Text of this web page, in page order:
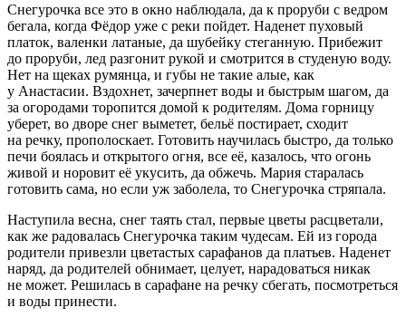
Снегурочка все это в окно наблюдала, да к проруби с ведром
бегала, когда Фёдор уже с реки пойдет. Наденет пуховый
платок, валенки латаные, да шубейку стеганную. Прибежит
до проруби, лед разгонит рукой и смотрится в студеную воду.
Нет на щеках румянца, и губы не такие алые, как
у Анастасии. Вздохнет, зачерпнет воды и быстрым шагом, да
за огородами торопится домой к родителям. Дома горницу
уберет, во дворе снег выметет, бельё постирает, сходит
на речку, прополоскает. Готовить научилась быстро, да только
печи боялась и открытого огня, все её, казалось, что огонь
живой и норовит её укусить, да обжечь. Мария старалась
готовить сама, но если уж заболела, то Снегурочка стряпала.
Наступила весна, снег таять стал, первые цветы расцветали,
как же радовалась Снегурочка таким чудесам. Ей из города
родители привезли цветастых сарафанов да платьев. Наденет
наряд, да родителей обнимает, целует, нарадоваться никак
не может. Решилась в сарафане на речку сбегать, посмотреться
и воды принести.